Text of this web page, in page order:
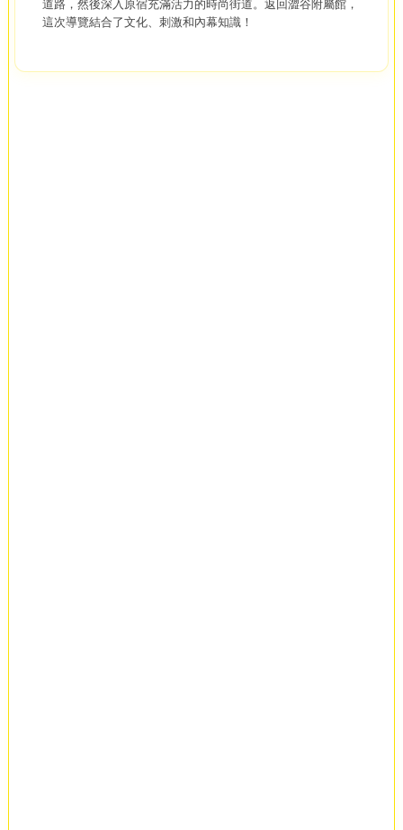
道路，然後深入原宿充滿活力的時尚街道。返回澀谷附屬館，
這次導覽結合了文化、刺激和內幕知識！